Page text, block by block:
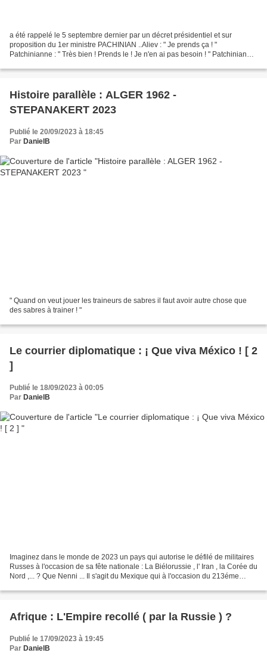
a été rappelé le 5 septembre dernier par un décret présidentiel et sur
proposition du 1er ministre PACHINIAN ..Aliev : " Je prends ça ! "
Patchinianne : " Très bien ! Prends le ! Je n'en ai pas besoin ! " Patchinianne
Histoire parallèle : ALGER 1962 -
STEPANAKERT 2023
Publié le 20/09/2023 à 18:45
Par DanielB
" Quand on veut jouer les traineurs de sabres il faut avoir autre chose que
des sabres à trainer ! "
Le courrier diplomatique : ¡ Que viva México ! [ 2
]
Publié le 18/09/2023 à 00:05
Par DanielB
Imaginez dans le monde de 2023 un pays qui autorise le défilé de militaires
Russes à l'occasion de sa fête nationale : La Biélorussie , l' Iran , la Corée du
Nord ,... ? Que Nenni ... Il s'agit du Mexique qui à l'occasion du 213éme
Afrique : L'Empire recollé ( par la Russie ) ?
Publié le 17/09/2023 à 19:45
Par DanielB